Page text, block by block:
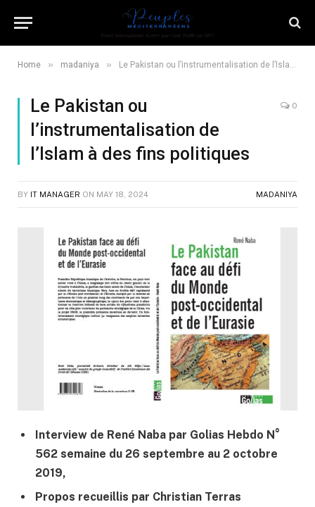
Home » madaniya » Le Pakistan ou l’instrumentalisation de l’Islam à des fins politiques
Le Pakistan ou
l’instrumentalisation de
l’Islam à des fins politiques
0
BY IT MANAGER ON MAY 18, 2024 MADANIYA
Interview de René Naba par Golias Hebdo N°
562 semaine du 26 septembre au 2 octobre
2019,
Propos recueillis par Christian Terras